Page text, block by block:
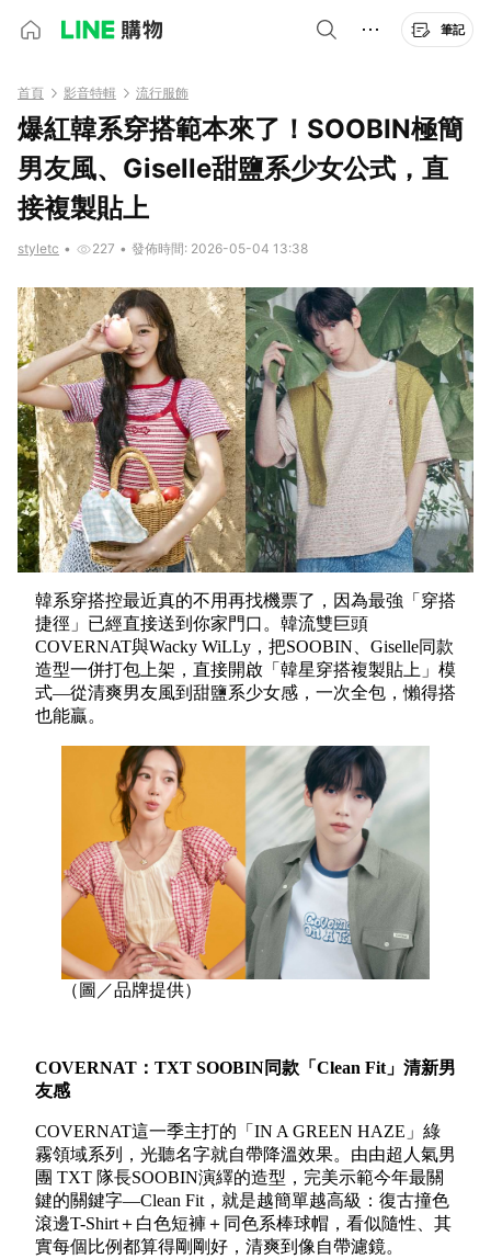
筆記
首頁 影音特輯 流行服飾
爆紅韓系穿搭範本來了！SOOBIN極簡
男友風、Giselle甜鹽系少女公式，直
接複製貼上
styletc • 227 • 發佈時間: 2026-05-04 13:38
韓系穿搭控最近真的不用再找機票了，因為最強「穿搭
捷徑」已經直接送到你家門口。韓流雙巨頭
COVERNAT與Wacky WiLLy，把SOOBIN、Giselle同款
造型一併打包上架，直接開啟「韓星穿搭複製貼上」模
式—從清爽男友風到甜鹽系少女感，一次全包，懶得搭
也能贏。
（圖／品牌提供）
COVERNAT ：TXT SOOBIN同款「Clean Fit 」清新男
友感
COVERNAT這一季主打的「IN A GREEN HAZE」綠
霧領域系列，光聽名字就自帶降溫效果。由由超人氣男
團 TXT 隊長SOOBIN演繹的造型，完美示範今年最關
鍵的關鍵字—Clean Fit，就是越簡單越高級：復古撞色
滾邊T-Shirt＋白色短褲＋同色系棒球帽，看似隨性、其
實每個比例都算得剛剛好，清爽到像自帶濾鏡。